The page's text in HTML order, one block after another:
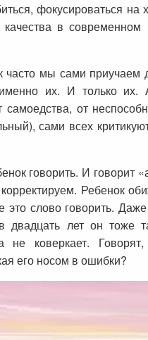
фокусироваться
в
часто мы сами
их. И только
от
сами всех
говорить. И говорит
Ребенок
это слово говорить.
лет он тоже
не коверкает.
его носом в ошибки?